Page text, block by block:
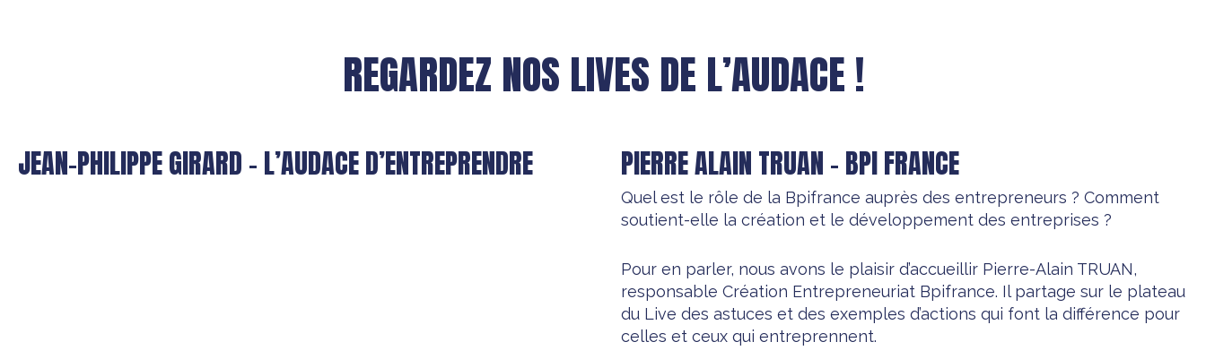
REGARDEZ NOS LIVES DE L’AUDACE !
JEAN-PHILIPPE GIRARD – L’AUDACE D’ENTREPRENDRE PIERRE ALAIN TRUAN – BPI FRANCE
Quel est le rôle de la Bpifrance auprès des entrepreneurs ? Comment
soutient-elle la création et le développement des entreprises ?
Pour en parler, nous avons le plaisir d’accueillir Pierre-Alain TRUAN,
responsable Création Entrepreneuriat Bpifrance. Il partage sur le plateau
du Live des astuces et des exemples d’actions qui font la différence pour
celles et ceux qui entreprennent.